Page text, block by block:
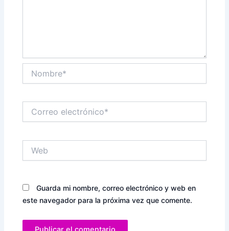
electrónico*
Guarda mi nombre, correo electrónico y web en
este navegador para la próxima vez que comente.